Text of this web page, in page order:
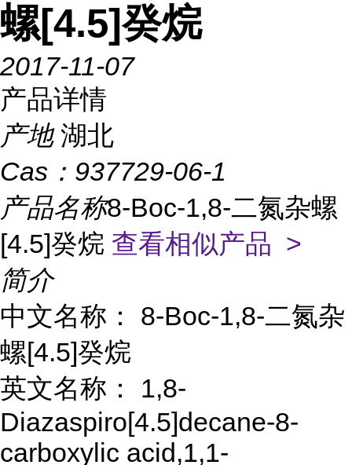
螺[4.5]癸烷
2017-11-07
产品详情
产地 湖北
Cas： 937729-06-1
产品名称8-Boc-1,8-二氮杂螺
[4.5]癸烷 查看相似产品 >
简介
中文名称： 8-Boc-1,8-二氮杂
螺[4.5]癸烷
英文名称： 1,8-
Diazaspiro[4.5]decane-8-
carboxylic acid,1,1-